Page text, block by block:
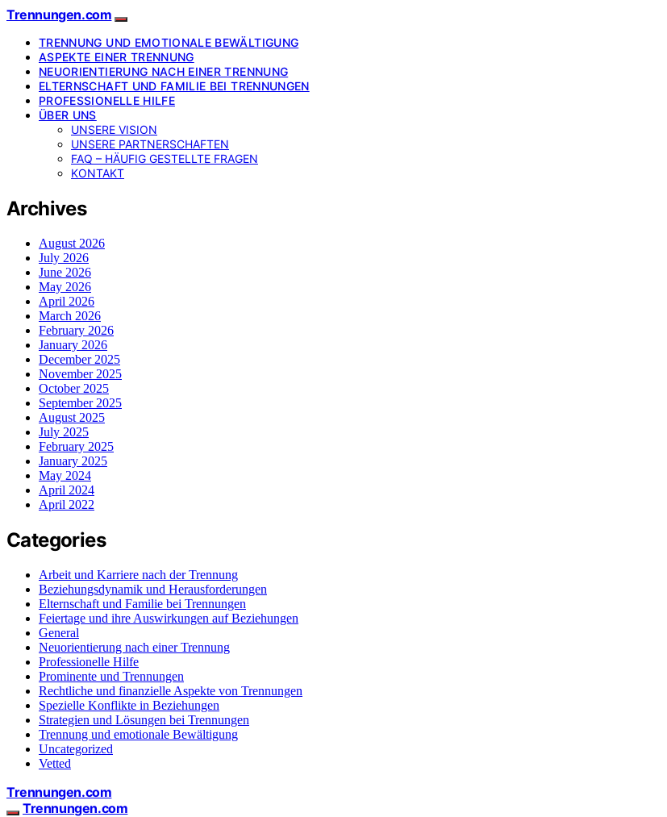
Trennungen.com
TRENNUNG UND EMOTIONALE BEWÄLTIGUNG
ASPEKTE EINER TRENNUNG
NEUORIENTIERUNG NACH EINER TRENNUNG
ELTERNSCHAFT UND FAMILIE BEI TRENNUNGEN
PROFESSIONELLE HILFE
ÜBER UNS
UNSERE VISION
UNSERE PARTNERSCHAFTEN
FAQ – HÄUFIG GESTELLTE FRAGEN
KONTAKT
Archives
August 2026
July 2026
June 2026
May 2026
April 2026
March 2026
February 2026
January 2026
December 2025
November 2025
October 2025
September 2025
August 2025
July 2025
February 2025
January 2025
May 2024
April 2024
April 2022
Categories
Arbeit und Karriere nach der Trennung
Beziehungsdynamik und Herausforderungen
Elternschaft und Familie bei Trennungen
Feiertage und ihre Auswirkungen auf Beziehungen
General
Neuorientierung nach einer Trennung
Professionelle Hilfe
Prominente und Trennungen
Rechtliche und finanzielle Aspekte von Trennungen
Spezielle Konflikte in Beziehungen
Strategien und Lösungen bei Trennungen
Trennung und emotionale Bewältigung
Uncategorized
Vetted
Trennungen.com
Trennungen.com